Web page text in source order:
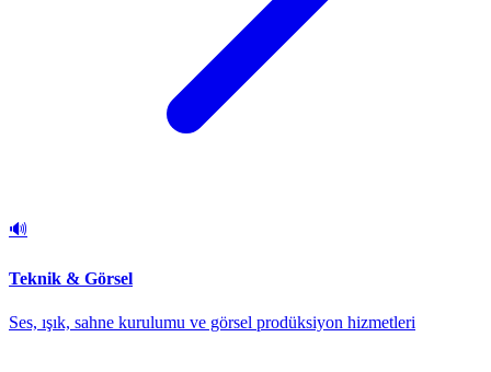
🔊
Teknik & Görsel
Ses, ışık, sahne kurulumu ve görsel prodüksiyon hizmetleri